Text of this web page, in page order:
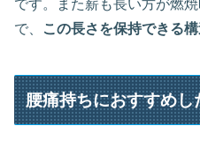
です。また薪も長い方が燃
で、
この長さを保持できる
腰痛持ちにおすすめ